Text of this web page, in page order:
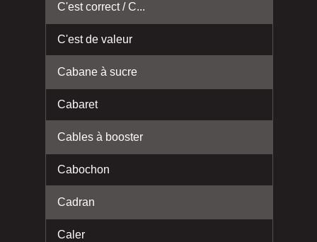
C'est correct / C...
C'est de valeur
Cabane à sucre
Cabaret
Cables à booster
Cabochon
Cadran
Caler